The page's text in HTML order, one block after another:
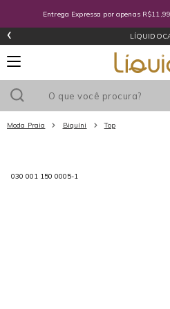
Entrega Expressa por apenas
‹
Moda Praia Biquíni Top
030 001 150 0005-1